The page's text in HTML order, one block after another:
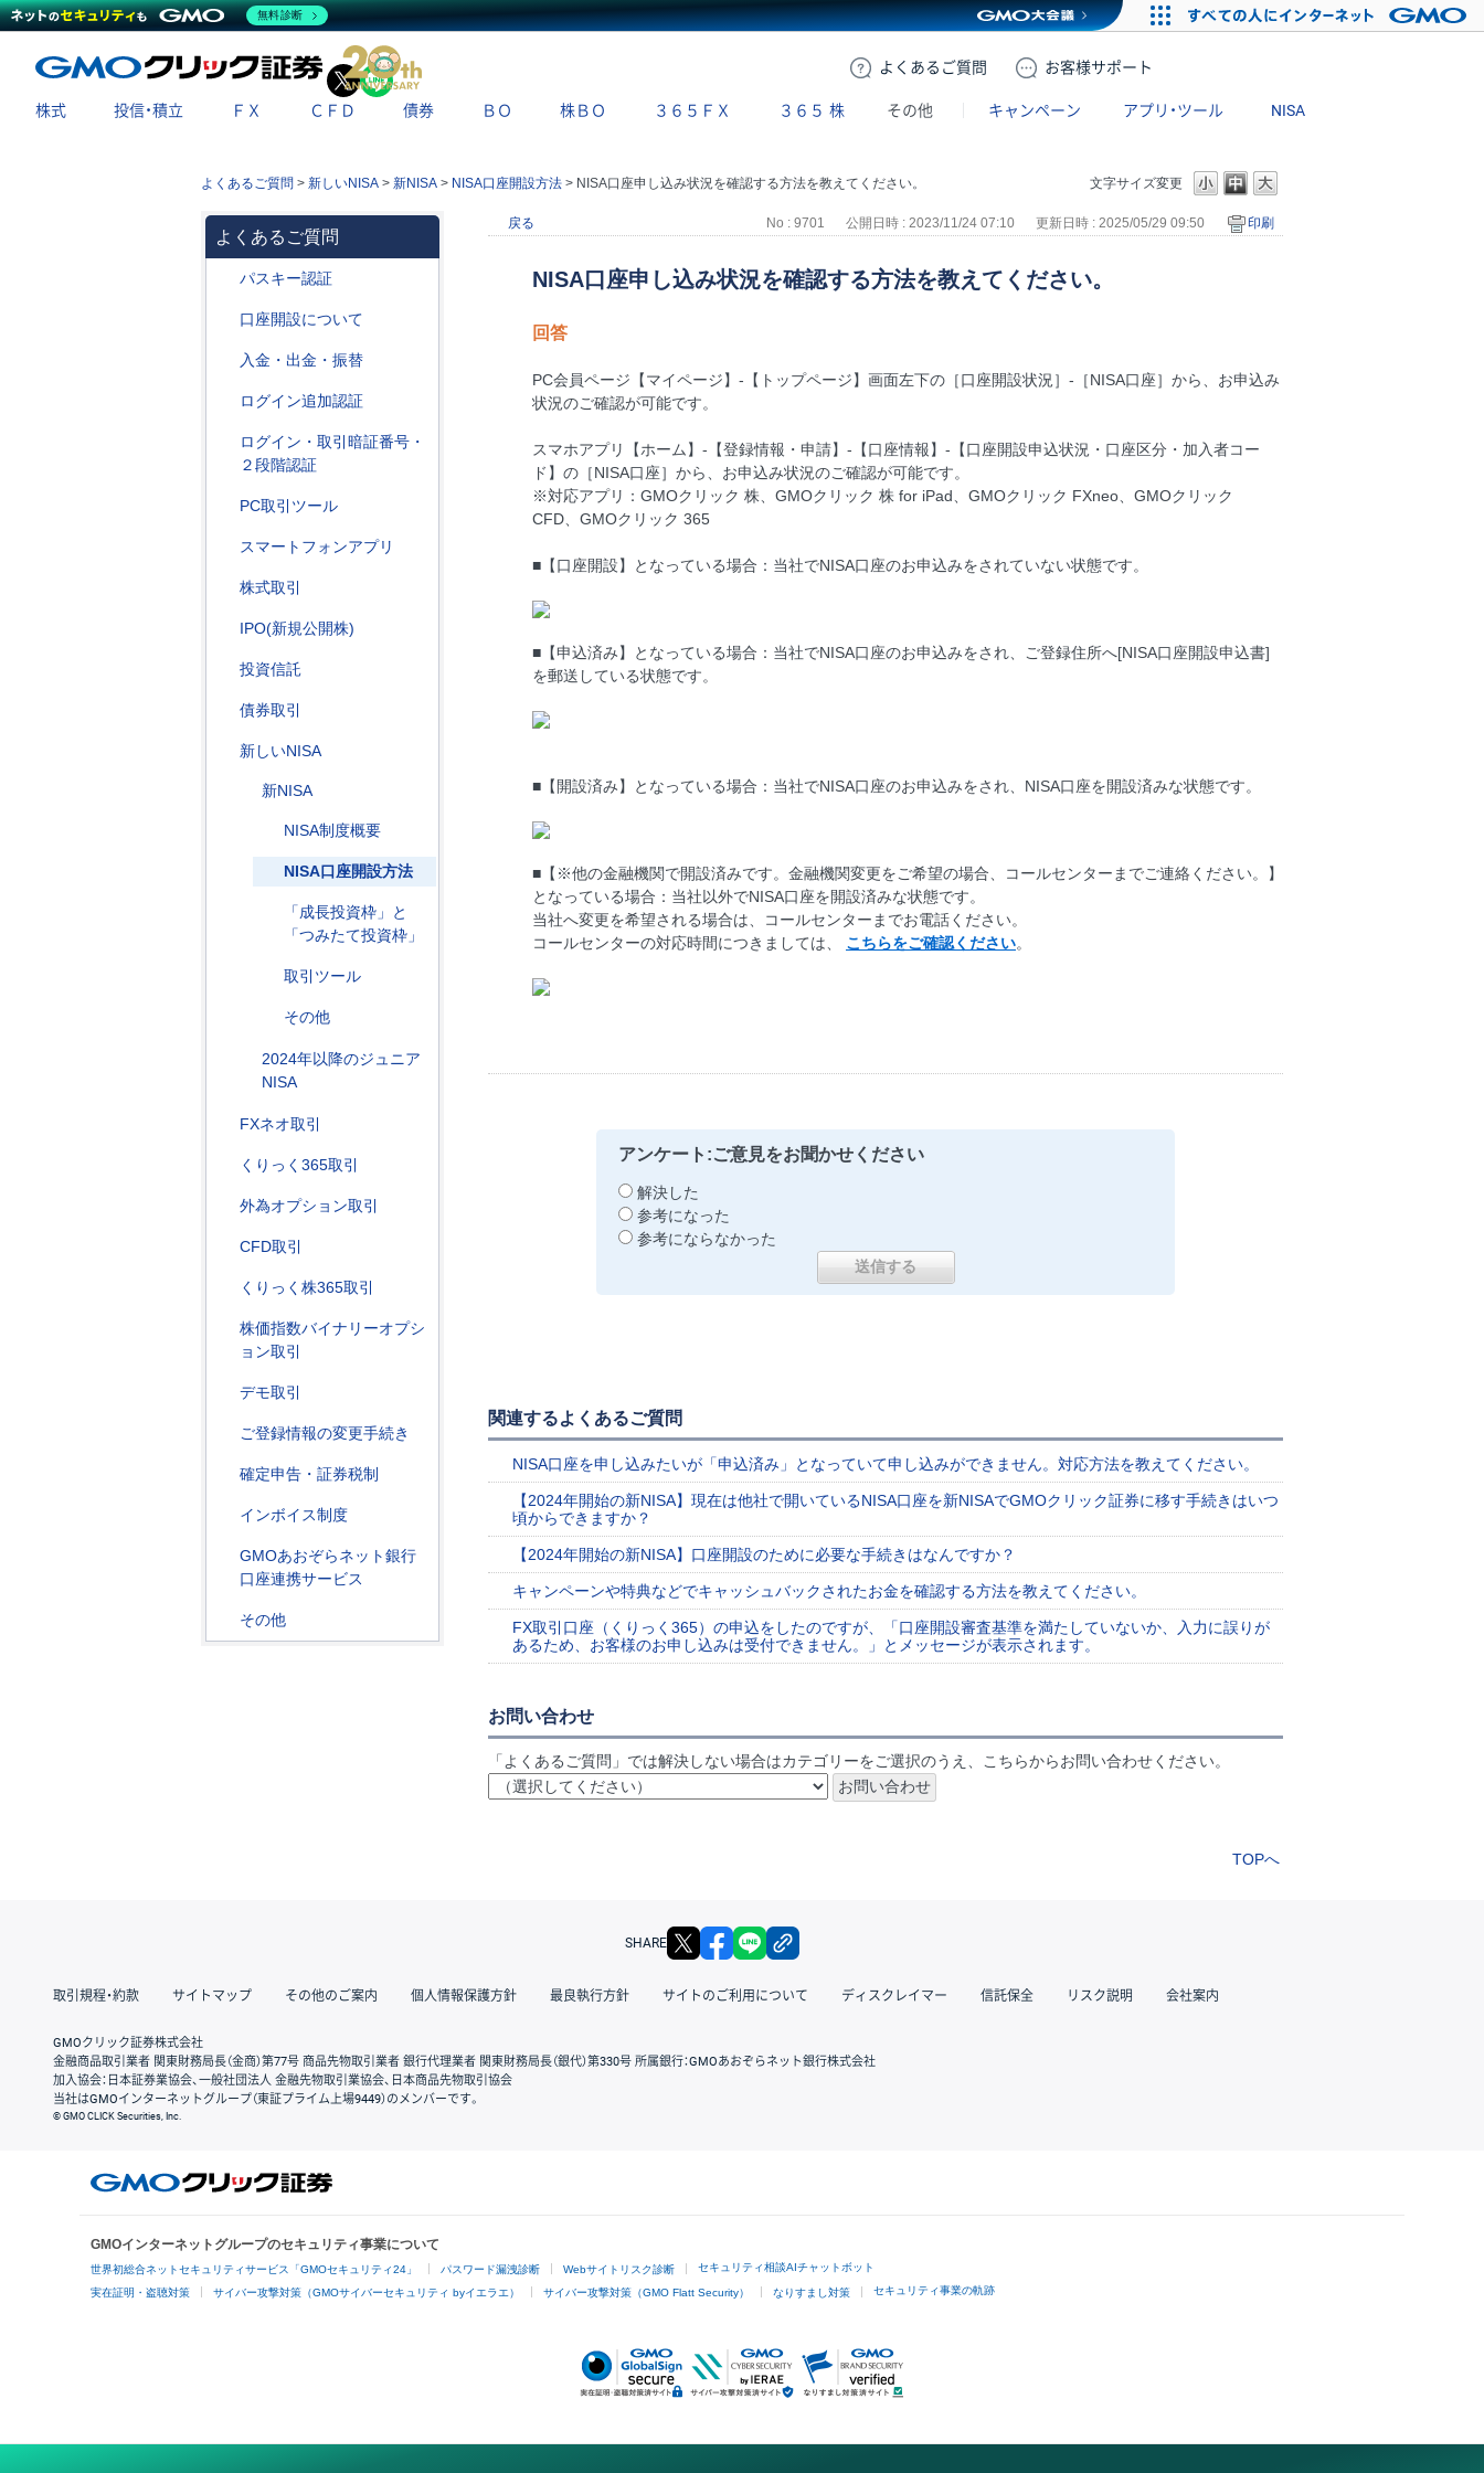
よくある ご質問 お客様サポート
X
株式 投信・積立 ＦＸ ＣＦＤ 債券 ＢＯ 株ＢＯ ３６５ＦＸ ３６５ 株 その他 キャンペーン アプリ・ツール NISA
文字サイズ変更
よくあるご質問 > 新しいNISA > 新NISA > NISA口座開設方法 > NISA口座申し込み状況を確認する方法を教えてください。
よくあるご質問
パスキー認証
口座開設について
入金・出金・振替
ログイン追加認証
ログイン・取引暗証番号・
２段階認証
PC取引ツール
スマートフォンアプリ
株式取引
IPO(新規公開株)
投資信託
債券取引
新しいNISA
新NISA
NISA制度概要
NISA口座開設方法
「成長投資枠」と
「つみたて投資枠」
取引ツール
その他
2024年以降のジュニア
NISA
FXネオ取引
くりっく365取引
外為オプション取引
CFD取引
くりっく株365取引
株価指数バイナリーオプシ
ョン取引
デモ取引
ご登録情報の変更手続き
確定申告・証券税制
インボイス制度
GMOあおぞらネット銀行
口座連携サービス
その他
戻る No : 9701 公開日時 : 2023/11/24 07:10 更新日時 : 2025/05/29 09:50 印刷
NISA口座申し込み状況を確認する方法を教えてください。
回答
PC会員ページ【マイページ】-【トップページ】画面左下の［口座開設状況］-［NISA口座］から、お申込み
状況のご確認が可能です。
スマホアプリ【ホーム】-【登録情報・申請】-【口座情報】-【口座開設申込状況・口座区分・加入者コー
ド】の［NISA口座］から、お申込み状況のご確認が可能です。
※対応アプリ：GMOクリック 株、GMOクリック 株 for iPad、GMOクリック FXneo、GMOクリック
CFD、GMOクリック 365
■【口座開設】となっている場合：当社でNISA口座のお申込みをされていない状態です。
■【申込済み】となっている場合：当社でNISA口座のお申込みをされ、ご登録住所へ[NISA口座開設申込書]
を郵送している状態です。
■【開設済み】となっている場合：当社でNISA口座のお申込みをされ、NISA口座を開設済みな状態です。
■【※他の金融機関で開設済みです。金融機関変更をご希望の場合、コールセンターまでご連絡ください。】
となっている場合：当社以外でNISA口座を開設済みな状態です。
当社へ変更を希望される場合は、コールセンターまでお電話ください。
コールセンターの対応時間につきましては、
こちらをご確認ください。
アンケート:ご意見をお聞かせください
解決した
参考になった
参考にならなかった
関連するよくあるご質問
NISA口座を申し込みたいが「申込済み」となっていて申し込みができません。対応方法を教えてください。
【2024年開始の新NISA】現在は他社で開いているNISA口座を新NISAでGMOクリック証券に移す手続きはいつ
頃からできますか？
【2024年開始の新NISA】口座開設のために必要な手続きはなんですか？
キャンペーンや特典などでキャッシュバックされたお金を確認する方法を教えてください。
FX取引口座（くりっく365）の申込をしたのですが、「口座開設審査基準を満たしていないか、入力に誤りが
あるため、お客様のお申し込みは受付できません。」とメッセージが表示されます。
お問い合わせ
「よくあるご質問」では解決しない場合はカテゴリーをご選択のうえ、こちらからお問い合わせください。
TOPへ
SHARE X facebook
取引規程・約款 サイトマップ その他のご案内 個人情報保護方針 最良執行方針 サイトのご利用について ディスクレイマー 信託保全 リスク説明 会社案内
GMOクリック証券株式会社
金融商品取引業者 関東財務局長（金商）第77号 商品先物取引業者 銀行代理業者 関東財務局長（銀代）第330号 所属銀行：GMOあおぞらネット銀行株式会社
加入協会：日本証券業協会、一般社団法人 金融先物取引業協会、日本商品先物取引協会
当社はGMOインターネットグループ（東証プライム上場9449）のメンバーです。
© GMO CLICK Securities, Inc.
GMOインターネットグループのセキュリティ事業について
世界初総合ネットセキュリティサービス「GMOセキュリティ24」 パスワード漏洩診断 Webサイトリスク診断 セキュリティ相談AIチャットボット
実在証明・盗聴対策 サイバー攻撃対策（GMOサイバーセキュリティ byイエラエ） サイバー攻撃対策（GMO Flatt Security） なりすまし対策 セキュリティ事業の軌跡
無料診断